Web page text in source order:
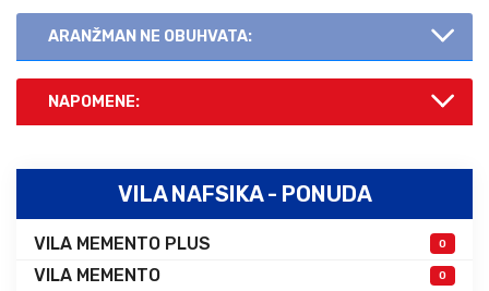
ARANŽMAN NE OBUHVATA:
NAPOMENE:
VILA NAFSIKA - PONUDA
VILA MEMENTO PLUS 0
VILA MEMENTO 0